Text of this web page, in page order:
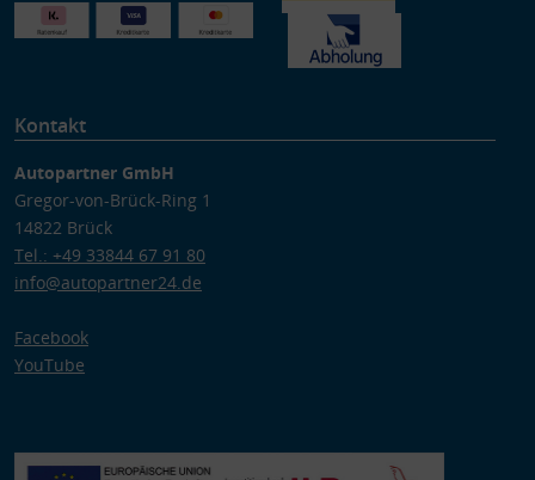
Kontakt
Autopartner GmbH
Gregor-von-Brück-Ring 1
14822 Brück
Tel.: +49 33844 67 91 80
info@autopartner24.de
Facebook
YouTube